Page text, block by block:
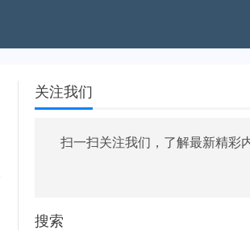
关注我们
扫一扫关注我们，了解最新精彩
搜索